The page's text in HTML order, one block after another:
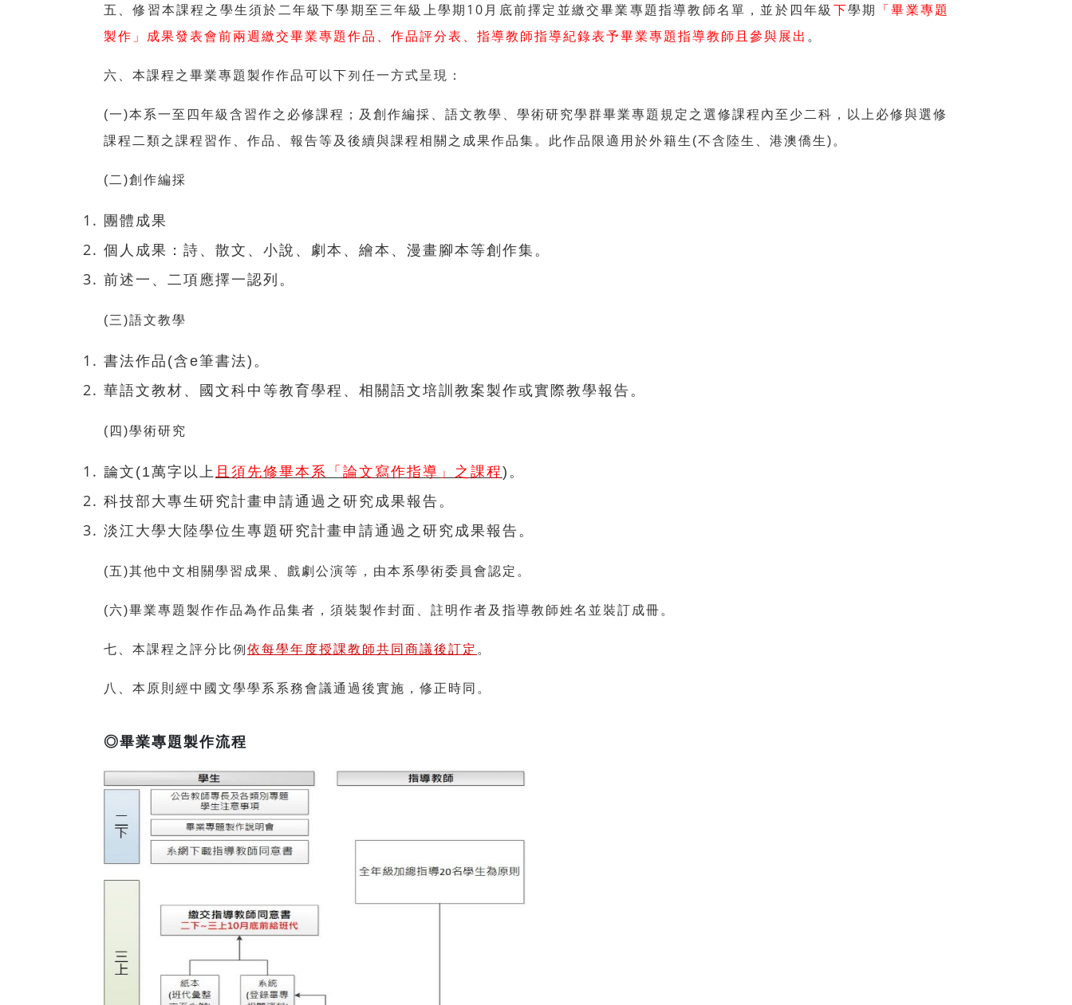
五、修習本課程之學生須於二年級下學期至三年級上學期10月底前擇定並繳交畢業專題指導教師名單，並於四年級 下學期 「畢業專題
製作」成果發表會前兩週繳交畢業專題作品、作品評分表、指導教師指導紀錄表予畢業專題指導教師且參與展出 。
六、本課程之畢業專題製作作品可以下列任一方式呈現：
(一)本系一至四年級含習作之必修課程；及創作編採、語文教學、學術研究學群畢業專題規定之選修課程內至少二科，以上必修與選修
課程二類之課程習作、作品、報告等及後續與課程相關之成果作品集。此作品限適用於外籍生(不含陸生、港澳僑生)。
(二)創作編採
團體成果
個人成果：詩、散文、小說、劇本、繪本、漫畫腳本等創作集。
前述一、二項應擇一認列。
(三)語文教學
書法作品(含e筆書法)。
華語文教材、國文科中等教育學程、相關語文培訓教案製作或實際教學報告。
(四)學術研究
論文(1萬字以上 且須先修畢本系「論文寫作指導」之課程)。
科技部大專生研究計畫申請通過之研究成果報告。
淡江大學大陸學位生專題研究計畫申請通過之研究成果報告。
(五)其他中文相關學習成果、戲劇公演等，由本系學術委員會認定。
(六)畢業專題製作作品為作品集者，須裝製作封面、註明作者及指導教師姓名並裝訂成冊。
七、本課程之評分比例依每學年度授課教師共同商議後訂定。
八、本原則經中國文學學系系務會議通過後實施，修正時同。
◎畢業專題製作流程